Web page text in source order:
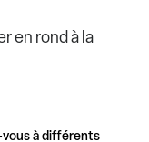
en rond à la
à différents